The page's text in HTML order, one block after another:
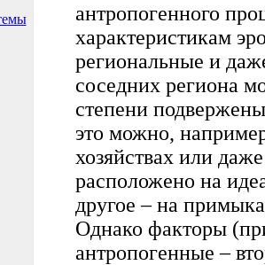
антропогенного
характеристикам
региональные и
соседних региона
степени
это можно,
хозяйствах или
расположено на
другое – на
Однако факторы
антропогенные –